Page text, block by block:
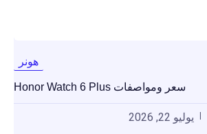
هونر
سعر ومواصفات Honor Watch 6 Plus
يوليو 22, 2026